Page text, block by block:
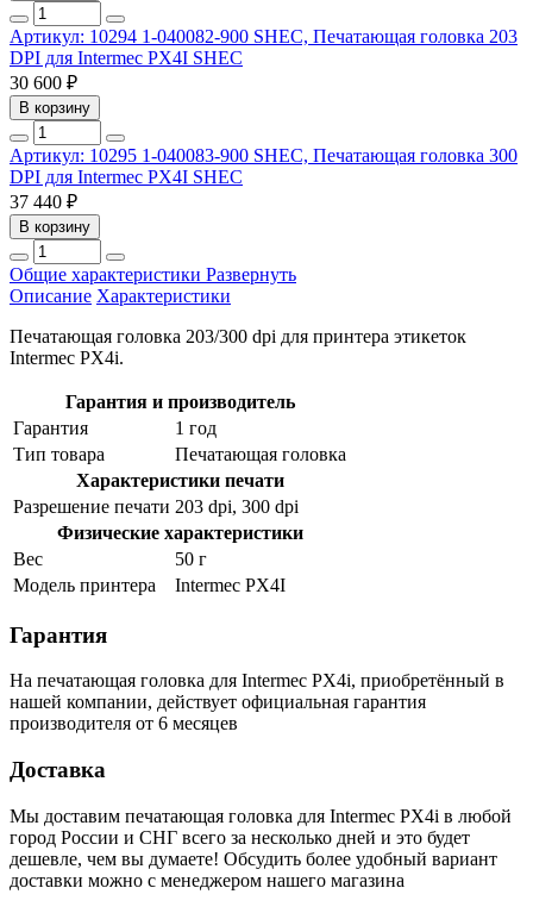
Артикул: 10294 1-040082-900 SHEC, Печатающая головка 203
DPI для Intermec PX4I SHEC
30 600 ₽
В корзину
Артикул: 10295 1-040083-900 SHEC, Печатающая головка 300
DPI для Intermec PX4I SHEC
37 440 ₽
В корзину
Общие характеристики Развернуть
Описание Характеристики
Печатающая головка 203/300 dpi для принтера этикеток
Intermec PX4i.
Гарантия и производитель
Гарантия
1 год
Тип товара
Печатающая головка
Характеристики печати
Разрешение печати 203 dpi, 300 dpi
Физические характеристики
Вес
50 г
Модель принтера
Intermec PX4I
Гарантия
На печатающая головка для Intermec PX4i, приобретённый в
нашей компании, действует официальная гарантия
производителя от 6 месяцев
Доставка
Мы доставим печатающая головка для Intermec PX4i в любой
город России и СНГ всего за несколько дней и это будет
дешевле, чем вы думаете! Обсудить более удобный вариант
доставки можно с менеджером нашего магазина